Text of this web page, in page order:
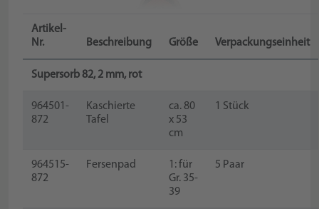
Artikel-
Nr.
Beschreibung Größe Verpackungseinheit
Supersorb 82, 2 mm, rot
964501-
872
Kaschierte
Tafel
ca. 80
x 53
cm
1 Stück
964515-
872
Fersenpad
1: für
Gr. 35-
39
5 Paar